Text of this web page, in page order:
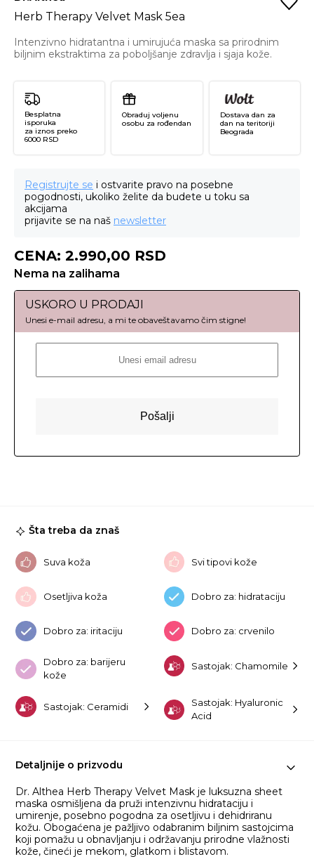
Herb Therapy Velvet Mask 5ea
Intenzivno hidratantna i umirujuća maska sa prirodnim
biljnim ekstraktima za poboljšanje zdravlja i sjaja kože.
Besplatna
isporuka
za iznos preko
6000 RSD
Obraduj voljenu
osobu za rođendan
Dostava dan za
dan na teritoriji
Beograda
Registrujte se i ostvarite pravo na posebne
pogodnosti, ukoliko želite da budete u toku sa
akcijama
prijavite se na naš newsletter
CENA: 2.990,00 RSD
Nema na zalihama
USKORO U PRODAJI
Šta treba da znaš
Suva koža Svi tipovi kože
Osetljiva koža Dobro za: hidrataciju
Dobro za: iritaciju Dobro za: crvenilo
Dobro za: barijeru
kože
Sastojak: Chamomile
Sastojak: Ceramidi
Sastojak: Hyaluronic
Acid
Detaljnije o prizvodu
Dr. Althea Herb Therapy Velvet Mask je luksuzna sheet
maska osmišljena da pruži intenzivnu hidrataciju i
umirenje, posebno pogodna za osetljivu i dehidriranu
kožu. Obogaćena je pažljivo odabranim biljnim sastojcima
koji pomažu u obnavljanju i održavanju prirodne vlažnosti
kože, čineći je mekom, glatkom i blistavom.